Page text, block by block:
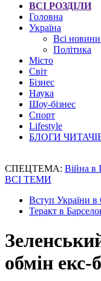
ВСІ РОЗДІЛИ
Головна
Україна
Всі новини
Політика
Місто
Світ
Бізнес
Наука
Шоу-бізнес
Спорт
Lifestyle
БЛОГИ
СПЕЦТЕМА: Війна в
ВСІ ТЕМИ
Вступ України
Теракт в
обмін екс-